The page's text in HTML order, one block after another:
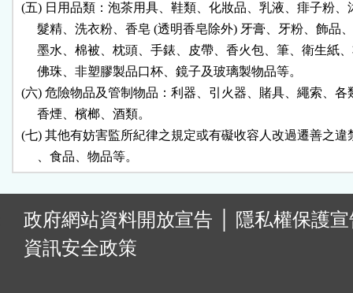
(五) 日用品類：泡茶用具、鞋類、化妝品、乳液、痱子粉、
髮精、洗衣粉、香皂 (透明香皂除外) 牙膏、牙粉、飾品
墨水、棉被、枕頭、手錶、皮帶、香火包、筆、衛生紙
      佛珠、非塑膠製品口杯、鏡子及玻璃製物品等。
(六) 危險物品及管制物品：利器、引火器、賭具、繩索、各
      香煙、檳榔、酒類。
(七) 其他有妨害監所紀律之規定或有礙收容人改過遷善之違
政府網站資料開放宣告
隱私權保護
資訊安全政策